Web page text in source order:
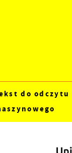
do odczytu